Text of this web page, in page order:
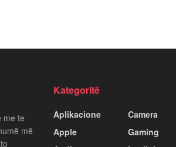
me te
më
Kategoritë
Aplikacione
Apple
Camera
Gaming